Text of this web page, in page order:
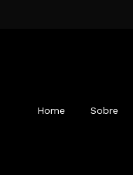
Home Sobre